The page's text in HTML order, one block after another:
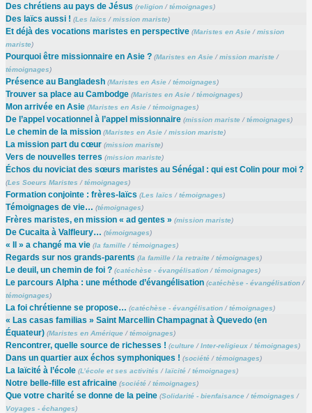
Des chrétiens au pays de Jésus (religion/témoignages)
Des laïcs aussi ! (Les laïcs /mission mariste)
Et déjà des vocations maristes en perspective (Maristes en Asie/mission
mariste)
Pourquoi être missionnaire en Asie ? (Maristes en Asie/mission mariste/
témoignages)
Présence au Bangladesh (Maristes en Asie/témoignages)
Trouver sa place au Cambodge (Maristes en Asie/témoignages)
Mon arrivée en Asie (Maristes en Asie/témoignages)
De l’appel vocationnel à l’appel missionnaire (mission mariste/témoignages)
Le chemin de la mission (Maristes en Asie/mission mariste)
La mission part du cœur (mission mariste)
Vers de nouvelles terres (mission mariste)
Échos du noviciat des sœurs maristes au Sénégal : qui est Colin pour moi ?
(Les Soeurs Maristes /témoignages)
Formation conjointe : frères-laïcs (Les laïcs /témoignages)
Témoignages de vie… (témoignages)
Frères maristes, en mission « ad gentes » (mission mariste)
De Cucaita à Valfleury… (témoignages)
« Il » a changé ma vie (la famille/témoignages)
Regards sur nos grands-parents (la famille/la retraite/témoignages)
Le deuil, un chemin de foi ? (catéchèse - évangélisation/témoignages)
Le parcours Alpha : une méthode d’évangélisation (catéchèse - évangélisation/
témoignages)
La foi chrétienne se propose… (catéchèse - évangélisation/témoignages)
« Las casas familias » Saint Marcellin Champagnat à Quevedo (en
Équateur) (Maristes en Amérique/témoignages)
Rencontrer, quelle source de richesses ! (culture/Inter-religieux/témoignages)
Dans un quartier aux échos symphoniques ! (société/témoignages)
La laïcité à l’école (L’école et ses activités /laïcité/témoignages)
Notre belle-fille est africaine (société/témoignages)
Que votre charité se donne de la peine (Solidarité - bienfaisance/témoignages /
Voyages - échanges)